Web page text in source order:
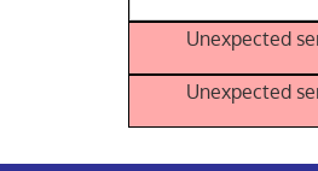
Unexpected
Unexpected